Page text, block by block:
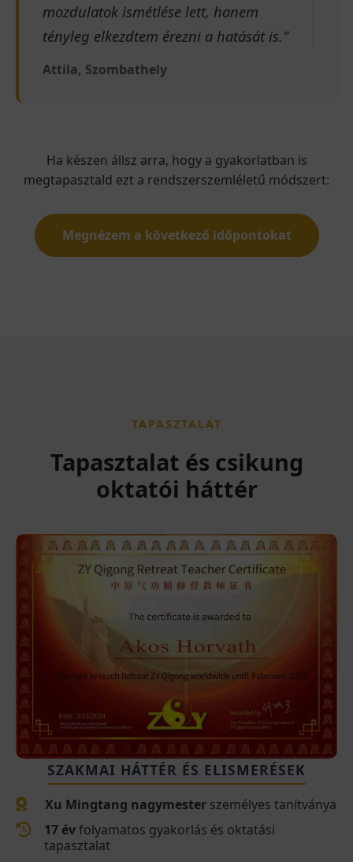
mozdulatok ismétlése lett, hanem
tényleg elkezdtem érezni a hatását is.”
Attila, Szombathely
Ha készen állsz arra, hogy a gyakorlatban is
megtapasztald ezt a rendszerszemléletű módszert:
Megnézem a következő időpontokat
TAPASZTALAT
Tapasztalat és csikung
oktatói háttér
SZAKMAI HÁTTÉR ÉS ELISMERÉSEK
Xu Mingtang nagymester személyes tanítványa
17 évfolyamatos gyakorlás és oktatási
tapasztalat